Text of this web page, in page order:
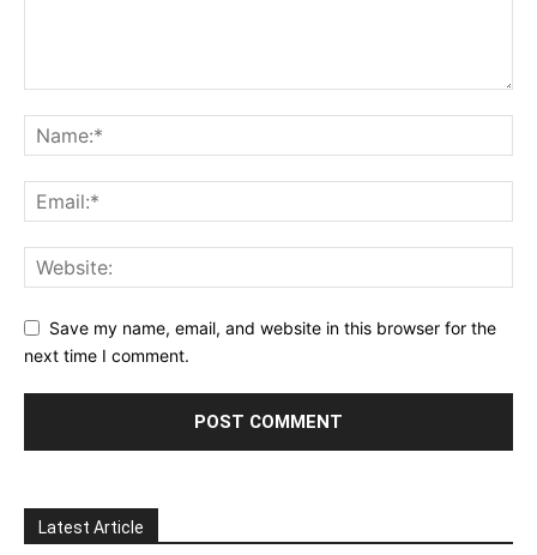
Save my name, email, and website in this browser for the
next time I comment.
Latest Article